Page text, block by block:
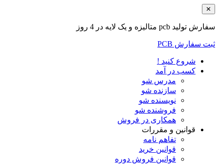
✕
سفارش تولید pcb متالیزه و یک لایه در 4 روز
ثبت سفارش PCB
شروع کنید !
کسب در آمد
مدرس شو
سازنده شو
نویسنده شو
فروشنده شو
همکاری در فروش
قوانین و مقررات
تفاهم نامه
قوانین خرید
قوانین فروش دوره